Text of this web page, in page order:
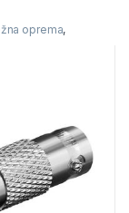
oprema,